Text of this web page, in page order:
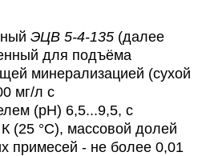
ЭЦВ 5-4-135 (далее
для подъёма
минерализацией (сухой
мг/л с
(рН) 6,5...9,5, с
(25 °С), массовой долей
примесей - не более 0,01